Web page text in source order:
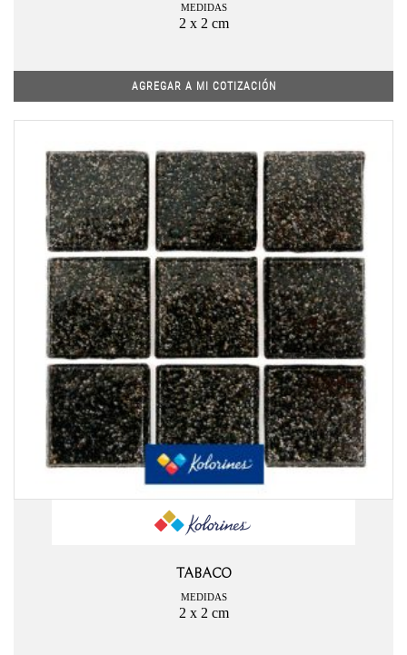
MEDIDAS
2 x 2 cm
AGREGAR A MI COTIZACIÓN
TABACO
MEDIDAS
2 x 2 cm